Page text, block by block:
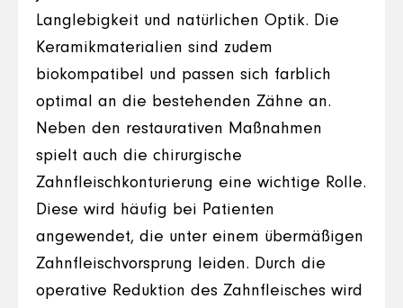
Langlebigkeit und natürlichen Optik. Die
Keramikmaterialien sind zudem
biokompatibel und passen sich farblich
optimal an die bestehenden Zähne an.
Neben den restaurativen Maßnahmen
spielt auch die chirurgische
Zahnfleischkonturierung eine wichtige Rolle.
Diese wird häufig bei Patienten
angewendet, die unter einem übermäßigen
Zahnfleischvorsprung leiden. Durch die
operative Reduktion des Zahnfleisches wird